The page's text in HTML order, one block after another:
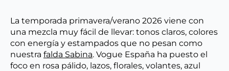
La temporada primavera/verano 2026 viene con
una mezcla muy fácil de llevar: tonos claros, colores
con energía y estampados que no pesan como
nuestra falda Sabina. Vogue España ha puesto el
foco en rosa pálido, lazos, florales, volantes, azul